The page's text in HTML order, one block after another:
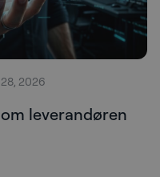
2026
leverandøren